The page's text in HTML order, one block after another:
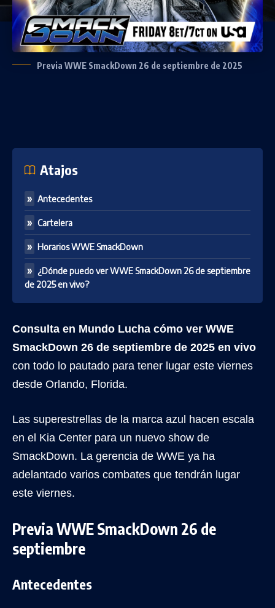
Previa WWE SmackDown 26 de septiembre de 2025
Atajos
Antecedentes
Cartelera
Horarios WWE SmackDown
¿Dónde puedo ver WWE SmackDown 26 de septiembre
de 2025 en vivo?
Consulta en Mundo Lucha cómo ver WWE
SmackDown 26 de septiembre de 2025 en vivo
con todo lo pautado para tener lugar este viernes
desde Orlando, Florida.
Las superestrellas de la marca azul hacen escala
en el Kia Center para un nuevo show de
SmackDown. La gerencia de WWE ya ha
adelantado varios combates que tendrán lugar
este viernes.
Previa WWE SmackDown 26 de
septiembre
Antecedentes